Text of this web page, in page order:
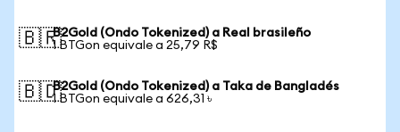
🇧🇷B2Gold (Ondo Tokenized) a Real brasileño
1 BTGon equivale a 25,79 R$
🇧🇩B2Gold (Ondo Tokenized) a Taka de Bangladés
1 BTGon equivale a 626,31 ৳